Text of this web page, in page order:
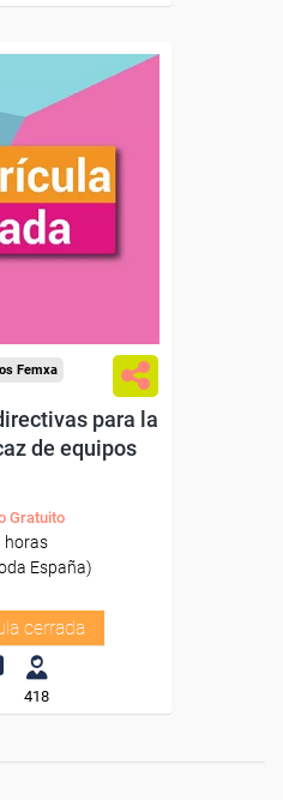
Femxa
para la
de equipos
Gratuito
horas
España)
cerrada
418